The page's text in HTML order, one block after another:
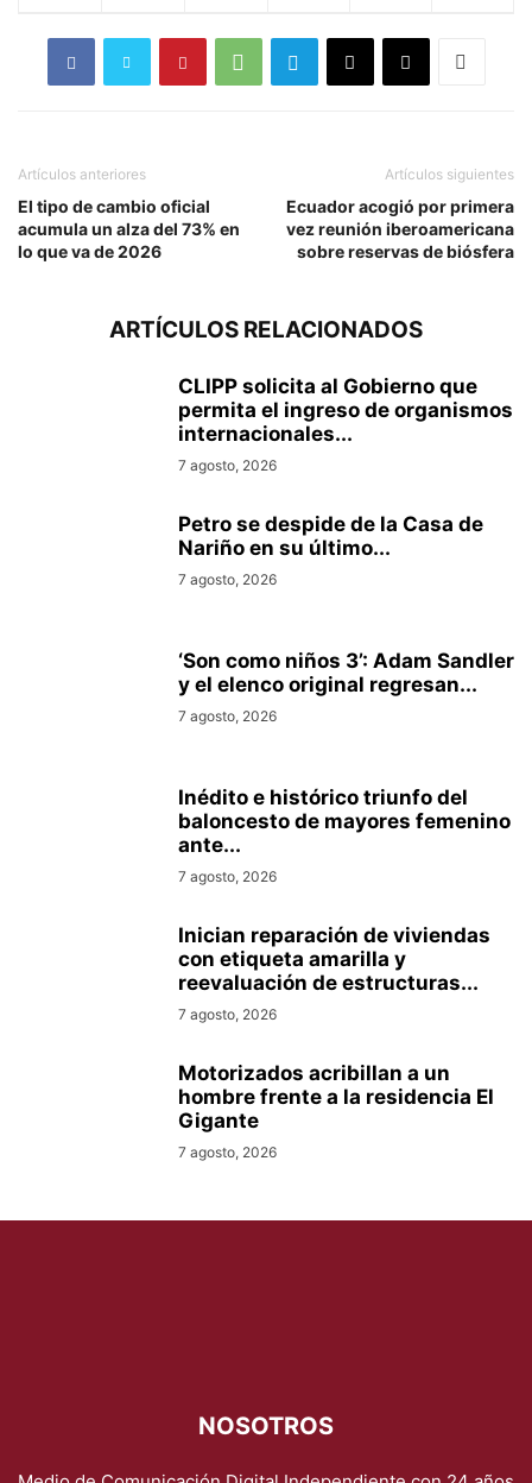
Artículos anteriores
El tipo de cambio oficial
acumula un alza del 73% en
lo que va de 2026
Artículos siguientes
Ecuador acogió por primera
vez reunión iberoamericana
sobre reservas de biósfera
ARTÍCULOS RELACIONADOS
CLIPP solicita al Gobierno que
permita el ingreso de organismos
internacionales...
7 agosto, 2026
Petro se despide de la Casa de
Nariño en su último...
7 agosto, 2026
‘Son como niños 3’: Adam Sandler
y el elenco original regresan...
7 agosto, 2026
Inédito e histórico triunfo del
baloncesto de mayores femenino
ante...
7 agosto, 2026
Inician reparación de viviendas
con etiqueta amarilla y
reevaluación de estructuras...
7 agosto, 2026
Motorizados acribillan a un
hombre frente a la residencia El
Gigante
7 agosto, 2026
NOSOTROS